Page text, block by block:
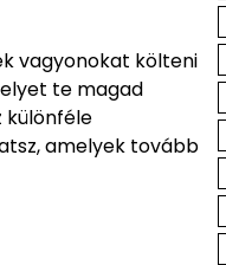
vagyonokat költeni
te magad
különféle
amelyek tovább